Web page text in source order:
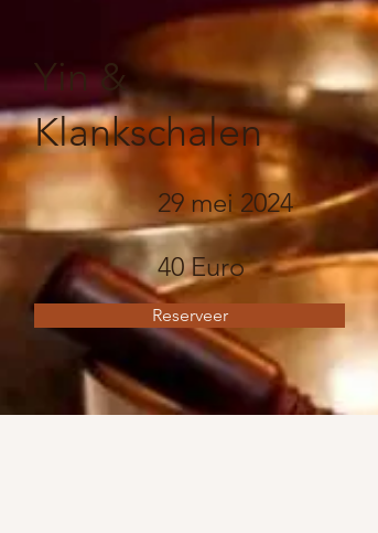
Yin &
Klankschalen
29 mei 2024
40 Euro
Reserveer